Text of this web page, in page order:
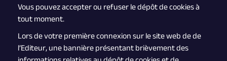
Vous pouvez accepter ou refuser le dépôt de cookies à
tout moment.
Lors de votre première connexion sur le site web de de
l’Editeur, une bannière présentant brièvement des